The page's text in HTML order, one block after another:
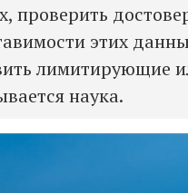
проверить
этих
лимитирующие
наука.